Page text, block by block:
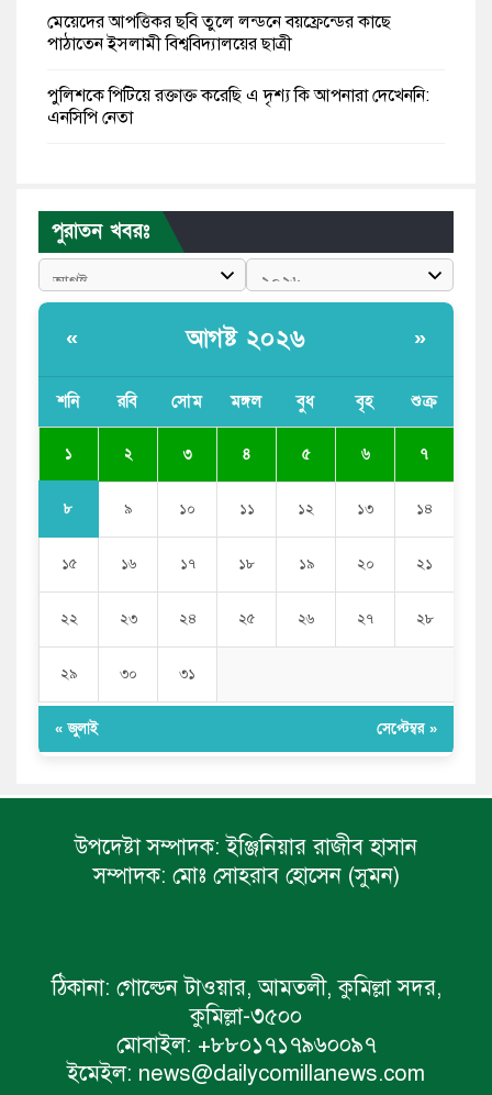
মেয়েদের আপত্তিকর ছবি তুলে লন্ডনে বয়ফ্রেন্ডের কাছে
পাঠাতেন ইসলামী বিশ্ববিদ্যালয়ের ছাত্রী
পুলিশকে পিটিয়ে রক্তাক্ত করেছি এ দৃশ্য কি আপনারা দেখেননি:
এনসিপি নেতা
বাংলাদেশী কর্মীদের আকামা নিয়ে বড় সুখবর দিলো সৌদি
সরকার
ভারতের পূর্ব সীমান্তে এখন ‘আরেকটি পাকিস্তান’ গড়ে উঠেছে:
যে ডকুমেন্টারিতে আবু সাঈদের ছবি নেই, সেটা কোনো
পুরাতন খবরঃ
« আগষ্ট ২০২৬ »
শনি রবি সোম মঙ্গল বুধ বৃহ শুক্র
১ ২ ৩ ৪ ৫ ৬ ৭
৮ ৯ ১০ ১১ ১২ ১৩ ১৪
১৫ ১৬ ১৭ ১৮ ১৯ ২০ ২১
২২ ২৩ ২৪ ২৫ ২৬ ২৭ ২৮
২৯ ৩০ ৩১
« জুলাই সেপ্টেম্বর »
উপদেষ্টা সম্পাদক: ইঞ্জিনিয়ার রাজীব হাসান
সম্পাদক: মোঃ সোহরাব হোসেন (সুমন)
ঠিকানা: গোল্ডেন টাওয়ার, আমতলী, কুমিল্লা সদর,
কুমিল্লা-৩৫০০
মোবাইল: +৮৮০১৭১৭৯৬০০৯৭
ইমেইল: news@dailycomillanews.com